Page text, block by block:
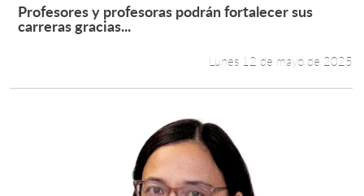
Leer más +
Profesores y profesoras podrán fortalecer sus
carreras gracias...
Lunes 12 de mayo de 2025